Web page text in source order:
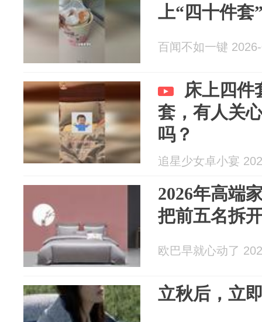
上“四十件套
百闻不如一键
床上四件
套，有人关
吗？
追星少女卓小宴
2026年高端
把前五名拆
欧巴早就心动了
立秋后，立